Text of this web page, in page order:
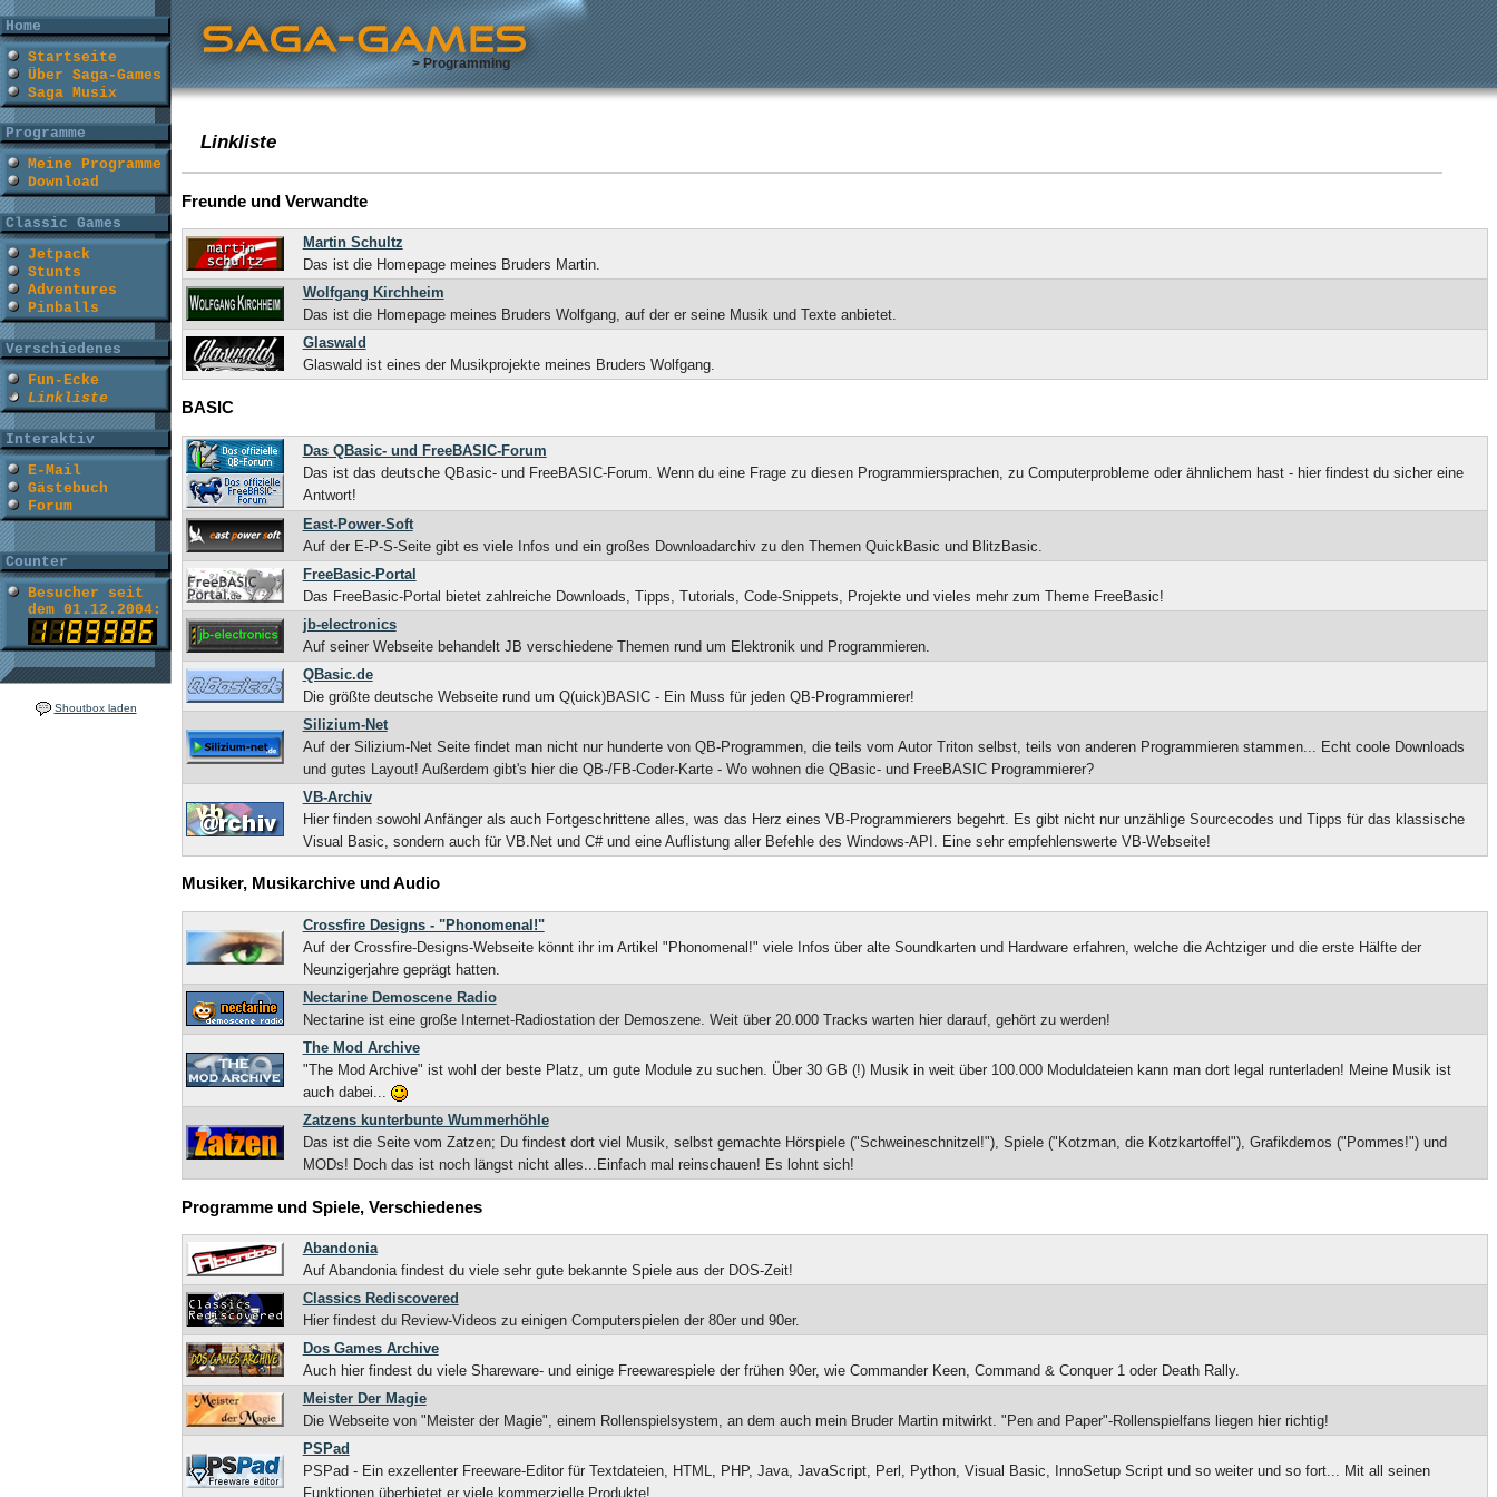
Home
Startseite
Über Saga-Games
Saga Musix
Programme
Meine Programme
Download
Classic Games
Jetpack
Stunts
Adventures
Pinballs
Verschiedenes
Fun-Ecke
Linkliste
Interaktiv
E-Mail
Gästebuch
Forum
Counter
Besucher seit
dem 01.12.2004:
Shoutbox laden
> Programming
Linkliste
Freunde und Verwandte
Martin Schultz
Das ist die Homepage meines Bruders Martin.
Wolfgang Kirchheim
Das ist die Homepage meines Bruders Wolfgang, auf der er seine Musik und Texte anbietet.
Glaswald
Glaswald ist eines der Musikprojekte meines Bruders Wolfgang.
BASIC
Das QBasic- und FreeBASIC-Forum
Das ist das deutsche QBasic- und FreeBASIC-Forum. Wenn du eine Frage zu diesen Programmiersprachen, zu Computerprobleme oder ähnlichem hast - hier findest du sicher eine
Antwort!
East-Power-Soft
Auf der E-P-S-Seite gibt es viele Infos und ein großes Downloadarchiv zu den Themen QuickBasic und BlitzBasic.
FreeBasic-Portal
Das FreeBasic-Portal bietet zahlreiche Downloads, Tipps, Tutorials, Code-Snippets, Projekte und vieles mehr zum Theme FreeBasic!
jb-electronics
Auf seiner Webseite behandelt JB verschiedene Themen rund um Elektronik und Programmieren.
QBasic.de
Die größte deutsche Webseite rund um Q(uick)BASIC - Ein Muss für jeden QB-Programmierer!
Silizium-Net
Auf der Silizium-Net Seite findet man nicht nur hunderte von QB-Programmen, die teils vom Autor Triton selbst, teils von anderen Programmieren stammen... Echt coole Downloads
und gutes Layout! Außerdem gibt's hier die QB-/FB-Coder-Karte - Wo wohnen die QBasic- und FreeBASIC Programmierer?
VB-Archiv
Hier finden sowohl Anfänger als auch Fortgeschrittene alles, was das Herz eines VB-Programmierers begehrt. Es gibt nicht nur unzählige Sourcecodes und Tipps für das klassische
Visual Basic, sondern auch für VB.Net und C# und eine Auflistung aller Befehle des Windows-API. Eine sehr empfehlenswerte VB-Webseite!
Musiker, Musikarchive und Audio
Crossfire Designs - "Phonomenal!"
Auf der Crossfire-Designs-Webseite könnt ihr im Artikel "Phonomenal!" viele Infos über alte Soundkarten und Hardware erfahren, welche die Achtziger und die erste Hälfte der
Neunzigerjahre geprägt hatten.
Nectarine Demoscene Radio
Nectarine ist eine große Internet-Radiostation der Demoszene. Weit über 20.000 Tracks warten hier darauf, gehört zu werden!
The Mod Archive
"The Mod Archive" ist wohl der beste Platz, um gute Module zu suchen. Über 30 GB (!) Musik in weit über 100.000 Moduldateien kann man dort legal runterladen! Meine Musik ist
auch dabei...
Zatzens kunterbunte Wummerhöhle
Das ist die Seite vom Zatzen; Du findest dort viel Musik, selbst gemachte Hörspiele ("Schweineschnitzel!"), Spiele ("Kotzman, die Kotzkartoffel"), Grafikdemos ("Pommes!") und
MODs! Doch das ist noch längst nicht alles...Einfach mal reinschauen! Es lohnt sich!
Programme und Spiele, Verschiedenes
Abandonia
Auf Abandonia findest du viele sehr gute bekannte Spiele aus der DOS-Zeit!
Classics Rediscovered
Hier findest du Review-Videos zu einigen Computerspielen der 80er und 90er.
Dos Games Archive
Auch hier findest du viele Shareware- und einige Freewarespiele der frühen 90er, wie Commander Keen, Command & Conquer 1 oder Death Rally.
Meister Der Magie
Die Webseite von "Meister der Magie", einem Rollenspielsystem, an dem auch mein Bruder Martin mitwirkt. "Pen and Paper"-Rollenspielfans liegen hier richtig!
PSPad
PSPad - Ein exzellenter Freeware-Editor für Textdateien, HTML, PHP, Java, JavaScript, Perl, Python, Visual Basic, InnoSetup Script und so weiter und so fort... Mit all seinen
Funktionen überbietet er viele kommerzielle Produkte!